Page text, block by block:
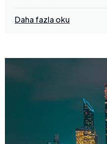
Daha fazla oku